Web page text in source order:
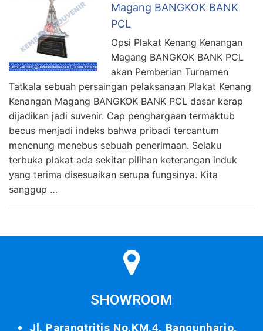
Magang BANGKOK BANK
PCL
Opsi Plakat Kenang Kenangan
Magang BANGKOK BANK PCL
akan Pemberian Turnamen
Tatkala sebuah persaingan pelaksanaan Plakat Kenang
Kenangan Magang BANGKOK BANK PCL dasar kerap
dijadikan jadi suvenir. Cap penghargaan termaktub
becus menjadi indeks bahwa pribadi tercantum
menenung menebus sebuah penerimaan. Selaku
terbuka plakat ada sekitar pilihan keterangan induk
yang terima disesuaikan serupa fungsinya. Kita
sanggup …
SHOWROOM
Jl. Parangtritis No.KM.4, Bangunharjo,